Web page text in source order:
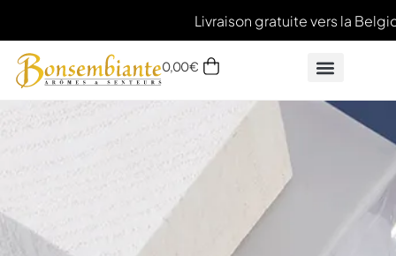
Livraison gratuite vers la
0,00€